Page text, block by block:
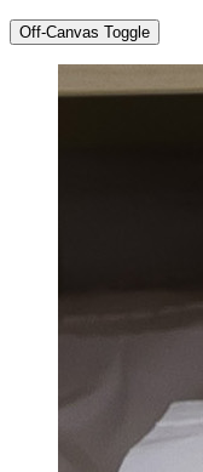
Off-Canvas Toggle